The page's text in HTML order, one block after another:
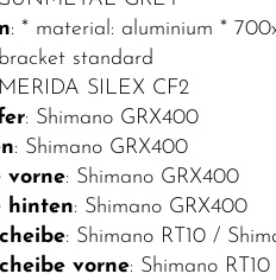
: * material: aluminium *
standard
SILEX CF2
: Shimano GRX400
: Shimano GRX400
vorne: Shimano GRX400
hinten: Shimano GRX400
: Shimano RT10 /
vorne: Shimano RT10